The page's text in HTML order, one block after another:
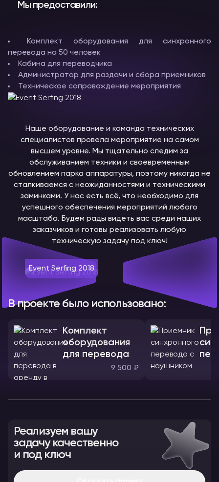
Мы предоставили:
Комплект оборудования для синхронного
перевода на 50 человек
Кабина для переводчика
Администратор для раздачи и сбора приемников
Техническое сопровождение мероприятия
Наше оборудование и команда технических
специалистов провела мероприятие на самом
высшем уровне. Мы тщательно следим за
обслуживанием техники и своевременным
обновлением парка аппаратуры, поэтому никогда не
сталкиваемся с неожиданностями и техническими
заминками. У нас есть всё, что необходимо для
успешного обеспечения мероприятий любого
масштаба. Будем рады видеть вас среди наших
заказчиков и готовы реализовать любую
техническую задачу под ключ!
Event Serfing 2018
В проекте было использовано:
Комплект
оборудования
для перевода
9 500 ₽
Реализуем вашу
задачу качественно
и под ключ